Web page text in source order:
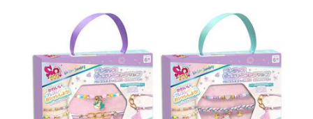
玩具車,貨車,火車及遙控系列
手工藝,文具,蠟筆,泥膠,畫板
娃娃, 芭比,收藏公仔
Fuggler
Miniso名創優品
playpop